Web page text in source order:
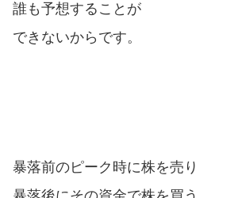
誰も予想することが
できないからです。
暴落前のピーク時に株を売り